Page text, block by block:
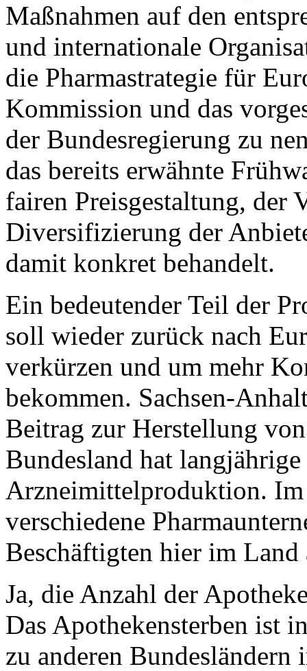
Maßnahmen auf den
und internationale
die Pharmastrategie für
Kommission und das
der Bundesregierung zu
das bereits erwähnte
fairen Preisgestaltung, der
Diversifizierung der
damit konkret behandelt.
Ein bedeutender Teil der
soll wieder zurück nach
verkürzen und um mehr
bekommen. Sachsen-
Beitrag zur Herstellung
Bundesland hat
Arzneimittelproduktion. Im
verschiedene
Beschäftigten hier im Land
Ja, die Anzahl der
Das Apothekensterben ist
zu anderen Bundesländern